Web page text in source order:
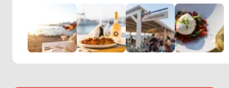
yüksek standartlara öncelik veririz. Yemek felsefemiz taze
malzemeler, geleneksel pişirme teknikleri ve yenilikçi
yaratıcılık etrafında kuruludur, bunun sonucunda da
mevsimlere göre değişen dinamik bir menü ortaya çıkar.
Yemeklerini tamamlayan, hem ulaşılabilir hem de üst
düzey seçkileri içeren ve çoğu kadehte de sipariş